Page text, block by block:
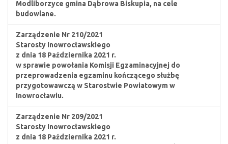
Modliborzyce gmina Dąbrowa Biskupia, na cele
budowlane.
Zarządzenie Nr 210/2021
Starosty Inowrocławskiego
z dnia 18 Października 2021 r.
w sprawie powołania Komisji Egzaminacyjnej do
przeprowadzenia egzaminu kończącego służbę
przygotowawczą w Starostwie Powiatowym w
Inowrocławiu.
Zarządzenie Nr 209/2021
Starosty Inowrocławskiego
z dnia 18 Października 2021 r.